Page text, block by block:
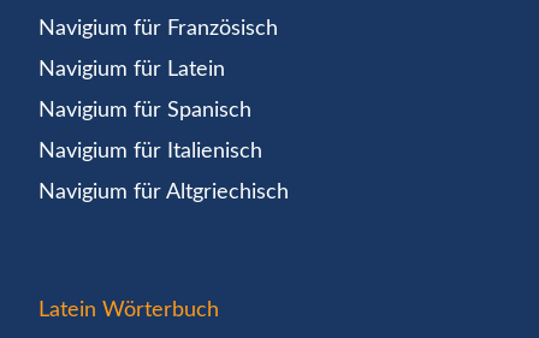
Navigium für Französisch
Navigium für Latein
Navigium für Spanisch
Navigium für Italienisch
Navigium für Altgriechisch
Latein Wörterbuch